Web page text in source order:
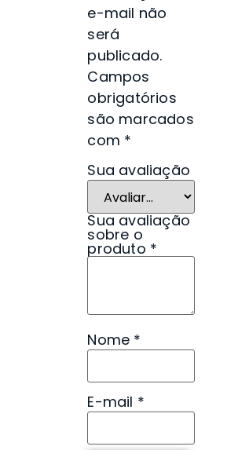
e-mail não
será
publicado.
Campos
obrigatórios
são marcados
com *
Sua avaliação
Sua avaliação
sobre o
produto *
Nome *
E-mail *